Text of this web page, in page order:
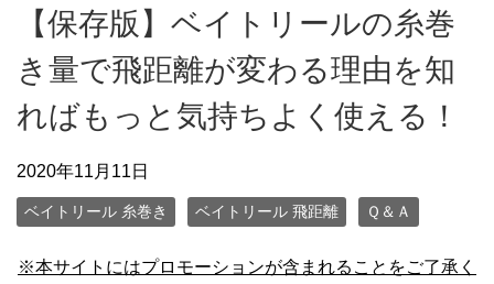
【保存版】ベイトリールの糸巻
き量で飛距離が変わる理由を知
ればもっと気持ちよく使える！
2020年11月11日
ベイトリール 糸巻き ベイトリール 飛距離 Ｑ＆Ａ
※本サイトにはプロモーションが含まれることをご了承く